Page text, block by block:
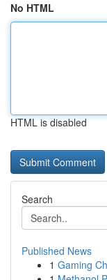
No HTML
HTML is disabled
Search
Published News
1 Gaming